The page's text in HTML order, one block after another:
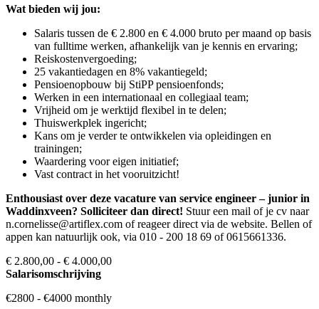
Wat bieden wij jou:
Salaris tussen de € 2.800 en € 4.000 bruto per maand op basis
van fulltime werken, afhankelijk van je kennis en ervaring;
Reiskostenvergoeding;
25 vakantiedagen en 8% vakantiegeld;
Pensioenopbouw bij StiPP pensioenfonds;
Werken in een internationaal en collegiaal team;
Vrijheid om je werktijd flexibel in te delen;
Thuiswerkplek ingericht;
Kans om je verder te ontwikkelen via opleidingen en
trainingen;
Waardering voor eigen initiatief;
Vast contract in het vooruitzicht!
Enthousiast over deze vacature van service engineer – junior in
Waddinxveen? Solliciteer dan direct! Stuur een mail of je cv naar
n.cornelisse@artiflex.com of reageer direct via de website. Bellen of
appen kan natuurlijk ook, via 010 - 200 18 69 of 0615661336.
€ 2.800,00 - € 4.000,00
Salarisomschrijving
€2800 - €4000 monthly